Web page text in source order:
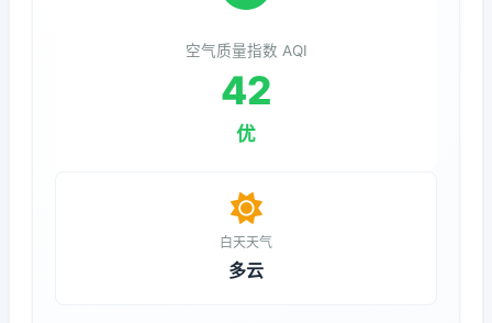
空气质量指数 AQI
42
优
白天天气
多云